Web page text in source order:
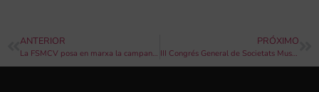
ANTERIOR
La FSMCV posa en marxa la campanya d’activitats comarcals
PRÓXIMO
III Congrés General de Societats Musicals de la Comunitat Valenciana: les societats musicals 2020